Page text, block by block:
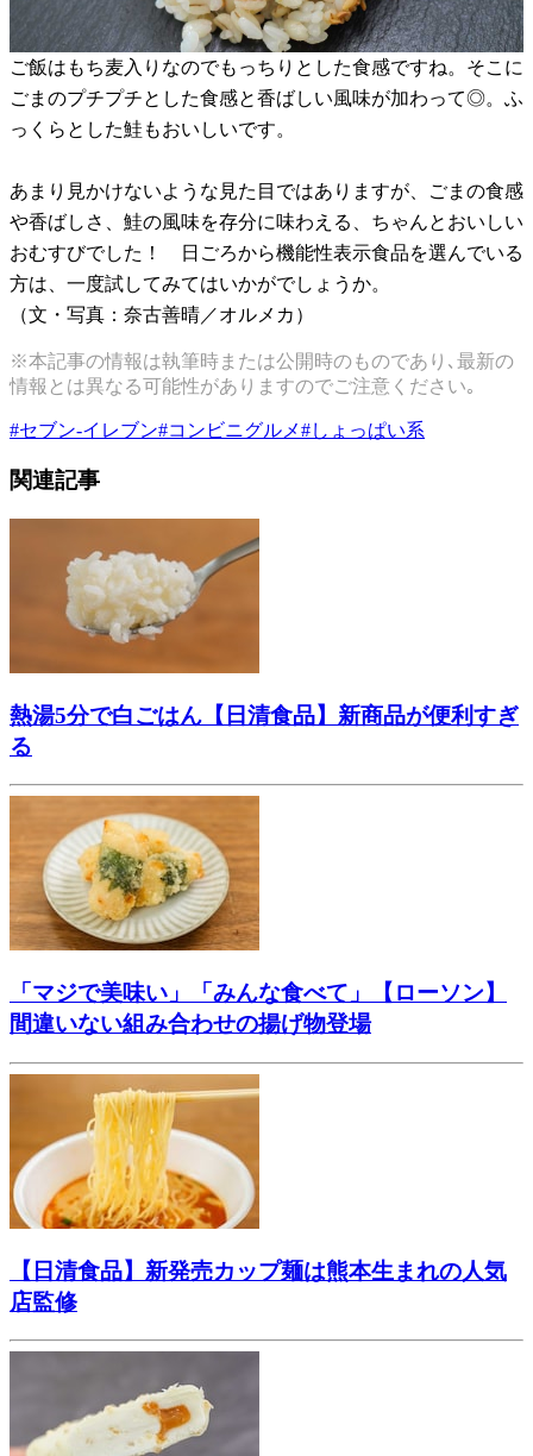
ご飯はもち麦入りなのでもっちりとした食感ですね。そこに
ごまのプチプチとした食感と香ばしい風味が加わって◎。ふ
っくらとした鮭もおいしいです。
あまり見かけないような見た目ではありますが、ごまの食感
や香ばしさ、鮭の風味を存分に味わえる、ちゃんとおいしい
おむすびでした！ 日ごろから機能性表示食品を選んでいる
方は、一度試してみてはいかがでしょうか。
（文・写真：奈古善晴／オルメカ）
※本記事の情報は執筆時または公開時のものであり､最新の
情報とは異なる可能性がありますのでご注意ください｡
#セブン-イレブン#コンビニグルメ#しょっぱい系
関連記事
熱湯5分で白ごはん【日清食品】新商品が便利すぎ
る
「マジで美味い」「みんな食べて」【ローソン】
間違いない組み合わせの揚げ物登場
【日清食品】新発売カップ麺は熊本生まれの人気
店監修